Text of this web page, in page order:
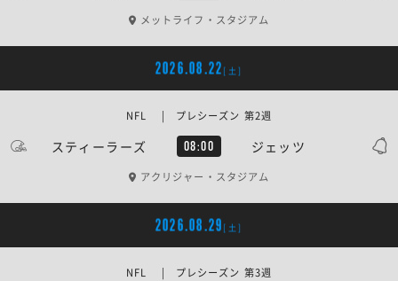
メットライフ・スタジアム
2026.08.22 [土]
スティーラーズ 08:00 ジェッツ
NFL | プレシーズン 第2週
アクリジャー・スタジアム
2026.08.29 [土]
NFL | プレシーズン 第3週